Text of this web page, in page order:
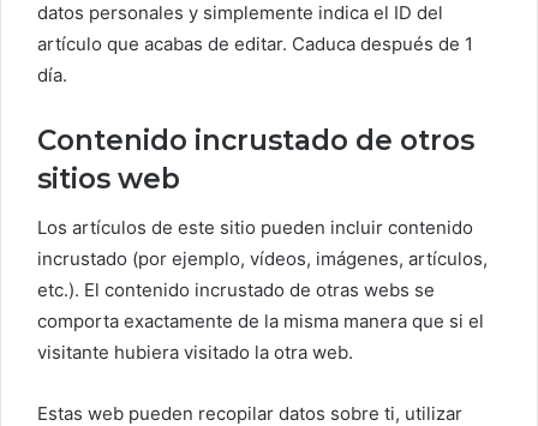
datos personales y simplemente indica el ID del
artículo que acabas de editar. Caduca después de 1
día.
Contenido incrustado de otros
sitios web
Los artículos de este sitio pueden incluir contenido
incrustado (por ejemplo, vídeos, imágenes, artículos,
etc.). El contenido incrustado de otras webs se
comporta exactamente de la misma manera que si el
visitante hubiera visitado la otra web.
Estas web pueden recopilar datos sobre ti, utilizar